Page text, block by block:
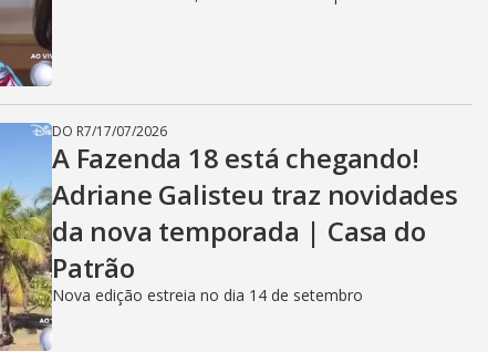
DO R7/17/07/2026
A Fazenda 18 está chegando!
Adriane Galisteu traz novidades
da nova temporada | Casa do
Patrão
Nova edição estreia no dia 14 de setembro